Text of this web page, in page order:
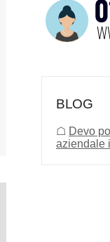
BLOG
☖ Devo
aziendale